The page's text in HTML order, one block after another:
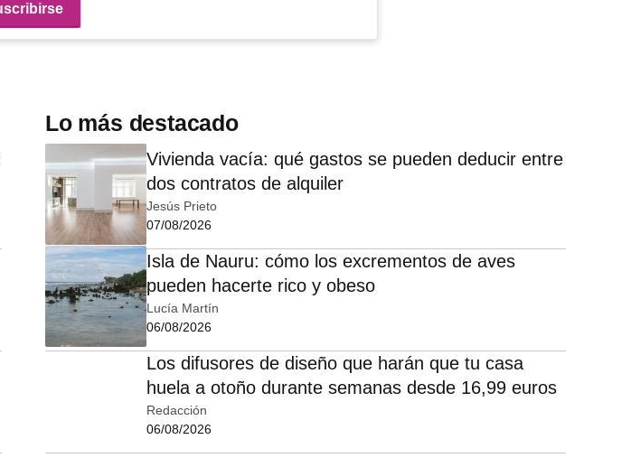
Lo más destacado
Vivienda vacía: qué gastos se pueden deducir entre
dos contratos de alquiler
Jesús Prieto
07/08/2026
Isla de Nauru: cómo los excrementos de aves
pueden hacerte rico y obeso
Lucía Martín
06/08/2026
Los difusores de diseño que harán que tu casa
huela a otoño durante semanas desde 16,99 euros
Redacción
06/08/2026